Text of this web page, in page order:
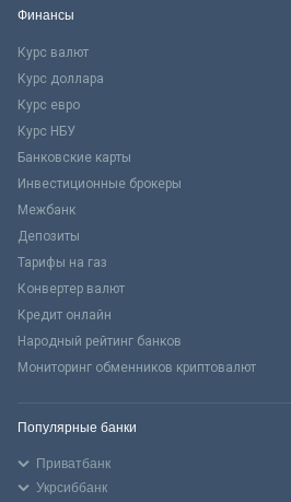
Финансы
Курс валют
Курс доллара
Курс евро
Курс НБУ
Банковские карты
Инвестиционные брокеры
Межбанк
Депозиты
Тарифы на газ
Конвертер валют
Кредит онлайн
Народный рейтинг банков
Мониторинг обменников криптовалют
Популярные банки
Приватбанк
Укрсиббанк